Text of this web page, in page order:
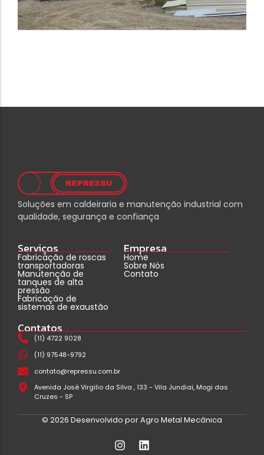
Soluções em caldeiraria e manutenção industrial com
qualidade, segurança e confiança
Serviços
Fabricação de roscas
transportadoras
Manutenção de
tanques de alta
pressão
Fabricação de
sistemas de exaustão
Empresa
Home
Sobre Nós
Contato
Contatos
(11) 4722 9028
(11) 97548-9792
contato@repressu.com.br
Avenida José Virgilio da Silva , 133 - Vila Jundiai, Mogi das
Cruzes - SP
© 2026 Desenvolvido por Agro Metal Mecânica